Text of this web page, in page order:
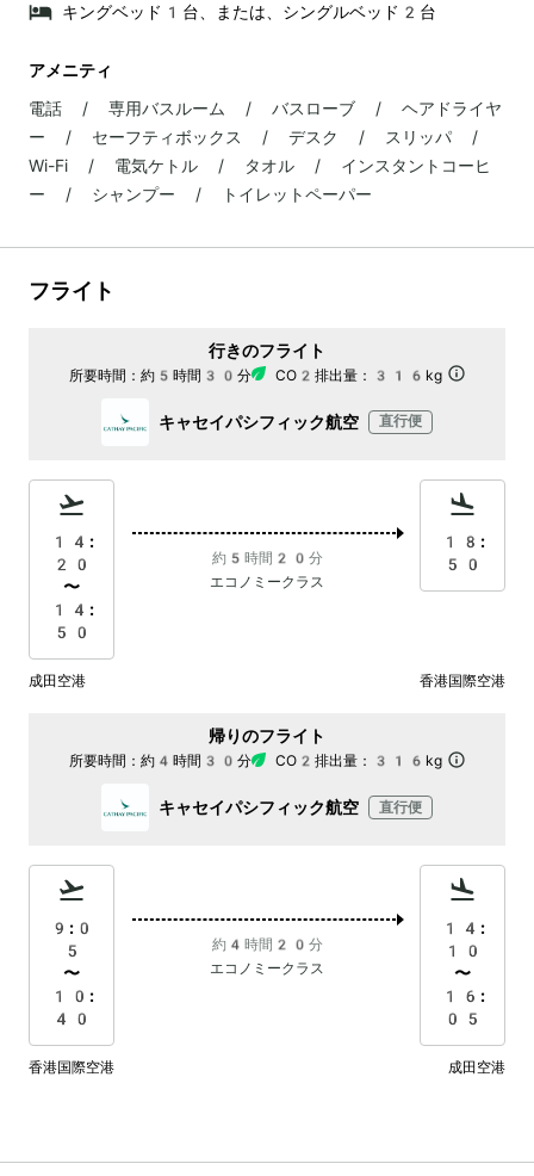
キングベッド1台、または、シングルベッド2台
アメニティ
電話 / 専用バスルーム / バスローブ / ヘアドライヤ
ー / セーフティボックス / デスク / スリッパ /
Wi-Fi / 電気ケトル / タオル / インスタントコーヒ
ー / シャンプー / トイレットペーパー
フライト
行きのフライト
所要時間： 約5時間30分 CO2排出量： 316kg
キャセイパシフィック航空 直行便
14:
20
〜
14:
50
約5時間20分
エコノミークラス
18:
50
成田空港 香港国際空港
帰りのフライト
所要時間： 約4時間30分 CO2排出量： 316kg
キャセイパシフィック航空 直行便
9:0
5
〜
10:
40
約4時間20分
エコノミークラス
14:
10
〜
16:
05
香港国際空港 成田空港